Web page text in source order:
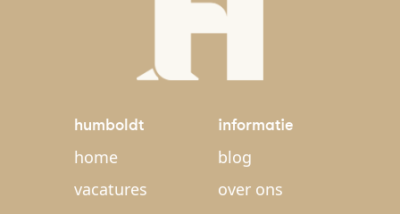
humboldt
home
vacatures
informatie
blog
over ons